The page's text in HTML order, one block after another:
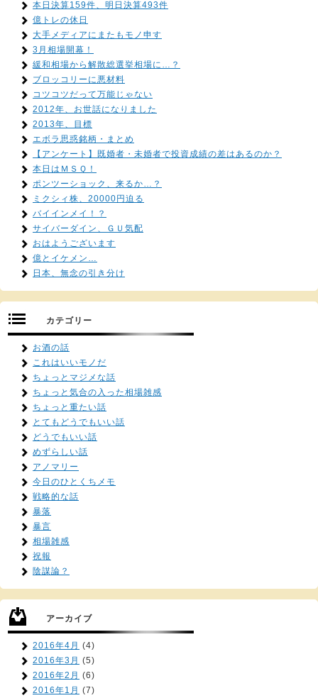
本日決算159件、明日決算493件
億トレの休日
大手メディアにまたもモノ申す
3月相場開幕！
緩和相場から解散総選挙相場に…？
ブロッコリーに悪材料
コツコツだって万能じゃない
2012年、お世話になりました
2013年、目標
エボラ思惑銘柄・まとめ
【アンケート】既婚者・未婚者で投資成績の差はあるのか？
本日はＭＳＱ！
ポンツーショック、来るか…？
ミクシィ株、20000円迫る
バイインメイ！？
サイバーダイン、ＧＵ気配
おはようございます
億とイケメン…
日本、無念の引き分け
カテゴリー
お酒の話
これはいいモノだ
ちょっとマジメな話
ちょっと気合の入った相場雑感
ちょっと重たい話
とてもどうでもいい話
どうでもいい話
めずらしい話
アノマリー
今日のひとくちメモ
戦略的な話
暴落
暴言
相場雑感
祝報
陰謀論？
アーカイブ
2016年4月 (4)
2016年3月 (5)
2016年2月 (6)
2016年1月 (7)